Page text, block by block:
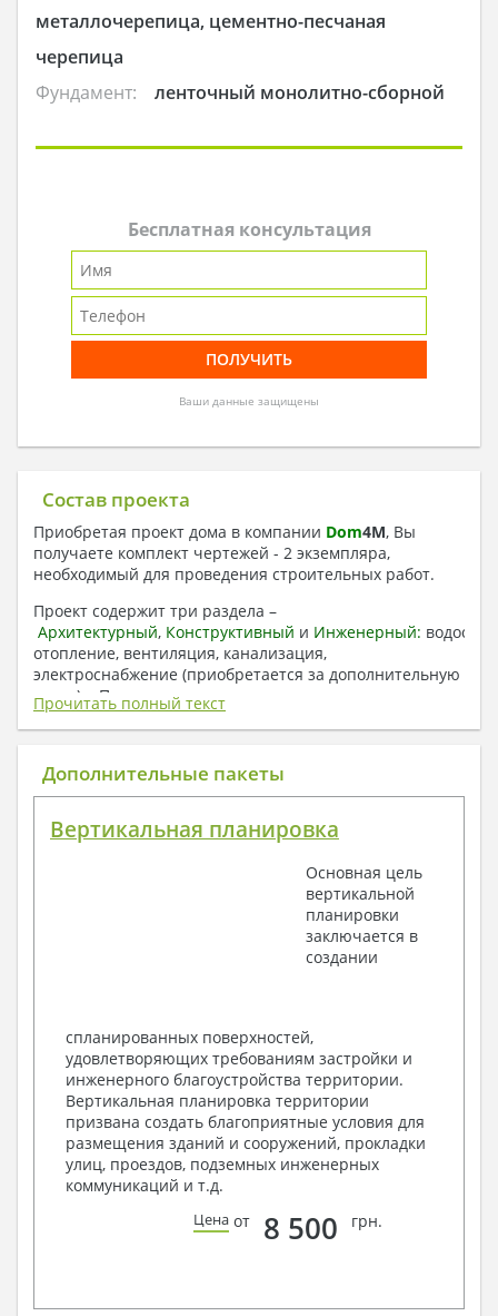
металлочерепица, цементно-песчаная
черепица
Фундамент:
ленточный монолитно-сборной
Бесплатная консультация
Ваши данные защищены
Состав проекта
Приобретая проект дома в компании Dom4M, Вы
получаете комплект чертежей - 2 экземпляра,
необходимый для проведения строительных работ.
Проект содержит три раздела –
Архитектурный, Конструктивный и Инженерный:
отопление, вентиляция, канализация,
электроснабжение (приобретается за дополнительную
плату) + Пояснительная записка.
1. Архитектурный раздел:
Общие данные по проекту
Поэтажные маркировочные планы с
Разрезы и состав конструкций
Фасады с ведомостью внешних отделок
Элементы проемов – спецификация
Ведомость перемычек – сечения и
Архитектурные узлы в конструкциях
2. Конструктивный раздел:
Общие данные по проекту
Схемы расположения и расчеты фундаментов
Элементы каркаса – схемы расположения
Схема расположения перекрытий
Опоры перекрытия на стены или Узлы
Элементы кровли – схемы расположения
Прочитать полный текст
Дополнительные пакеты
Вертикальная планировка
Основная цель
вертикальной
планировки
заключается в
создании
спланированных поверхностей,
удовлетворяющих требованиям застройки и
инженерного благоустройства территории.
Вертикальная планировка территории
призвана создать благоприятные условия для
размещения зданий и сооружений, прокладки
улиц, проездов, подземных инженерных
коммуникаций и т.д.
Цена от 8 500 грн.